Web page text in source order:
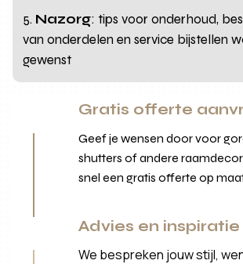
Nazorg: tips voor onderhoud,
van onderdelen en service bijstellen
gewenst
Gratis offerte
Geef je wensen door voor
shutters of andere
snel een gratis offerte op
Advies en inspiratie
We bespreken jouw stijl,